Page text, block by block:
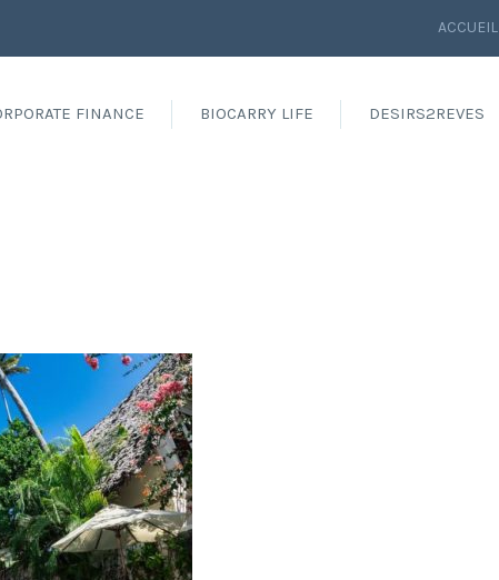
ACCUEIL
FINANCE BIOCARRY LIFE DESIRS2REVES